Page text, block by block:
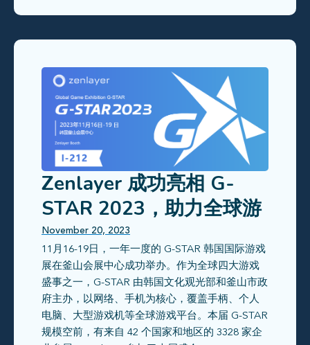
Zenlayer 成功亮相 G-
STAR 2023，助力全球游
戏企业打造0卡顿、超低延
时用户体验！
November 20, 2023
11月16-19日，一年一度的 G-STAR 韩国国际游戏
展在釜山会展中心成功举办。作为全球四大游戏
盛事之一，G-STAR 由韩国文化观光部和釜山市政
府主办，以网络、手机为核心，覆盖手柄、个人
电脑、大型游戏机等全球游戏平台。本届 G-STAR
规模空前，有来自 42 个国家和地区的 3328 家企